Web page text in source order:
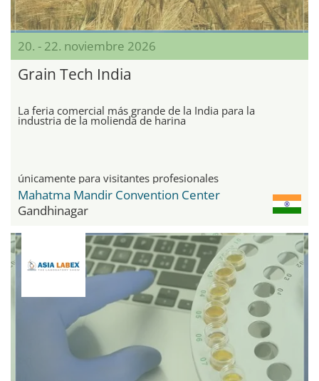
20. - 22. noviembre 2026
Grain Tech India
La feria comercial más grande de la India para la
industria de la molienda de harina
únicamente para visitantes profesionales
Mahatma Mandir Convention Center
Gandhinagar